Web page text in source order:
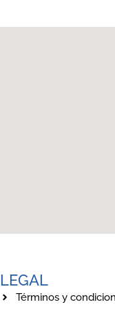
LEGAL
Términos y